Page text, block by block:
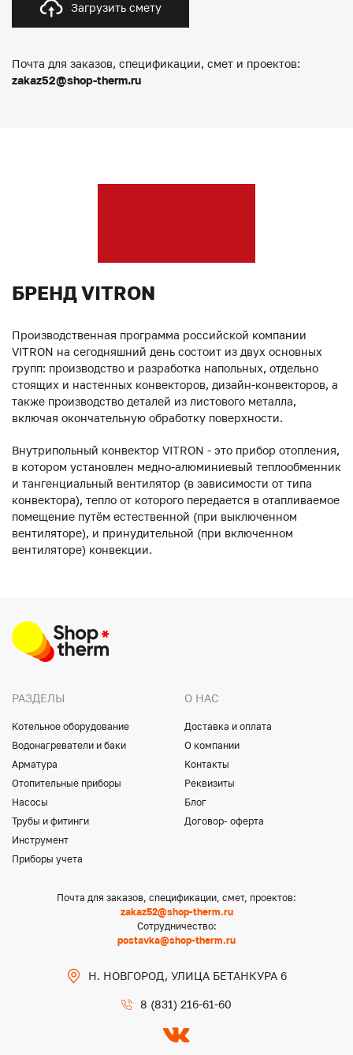
Загрузить смету
Почта для заказов, спецификации, смет и проектов:
zakaz52@shop-therm.ru
БРЕНД VITRON
Производственная программа российской компании
VITRON на сегодняшний день состоит из двух основных
групп: производство и разработка напольных, отдельно
стоящих и настенных конвекторов, дизайн-конвекторов, а
также производство деталей из листового металла,
включая окончательную обработку поверхности.
Внутрипольный конвектор VITRON - это прибор отопления,
в котором установлен медно-алюминиевый теплообменник
и тангенциальный вентилятор (в зависимости от типа
конвектора), тепло от которого передается в отапливаемое
помещение путём естественной (при выключенном
вентиляторе), и принудительной (при включенном
вентиляторе) конвекции.
РАЗДЕЛЫ
Котельное оборудование
Водонагреватели и баки
Арматура
Отопительные приборы
Насосы
Трубы и фитинги
Инструмент
Приборы учета
О НАС
Доставка и оплата
О компании
Контакты
Реквизиты
Блог
Договор- оферта
Почта для заказов, спецификации, смет, проектов:
zakaz52@shop-therm.ru
Сотрудничество:
postavka@shop-therm.ru
Н. НОВГОРОД, УЛИЦА БЕТАНКУРА 6
8 (831) 216-61-60